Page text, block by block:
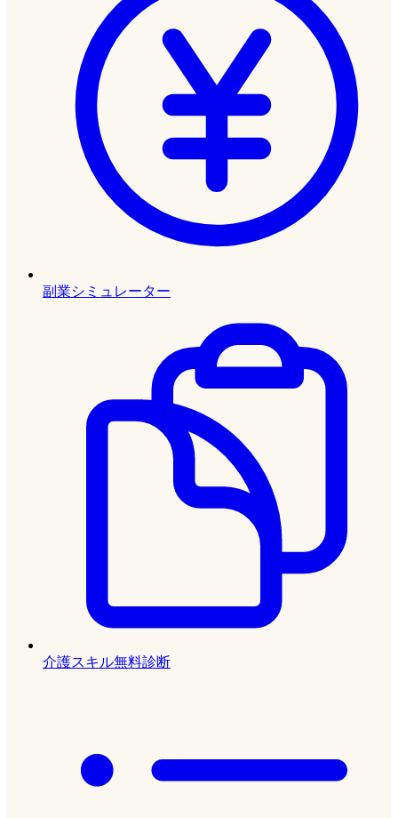
副業シミュレーター
介護スキル無料診断